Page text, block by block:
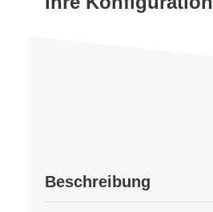
Beschreibung